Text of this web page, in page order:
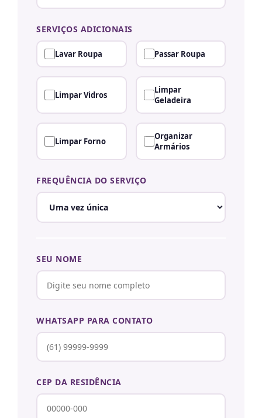
SERVIÇOS ADICIONAIS
Lavar Roupa Passar Roupa
Limpar Vidros
Limpar
Geladeira
Limpar Forno
Organizar
Armários
FREQUÊNCIA DO SERVIÇO
SEU NOME
WHATSAPP PARA CONTATO
CEP DA RESIDÊNCIA